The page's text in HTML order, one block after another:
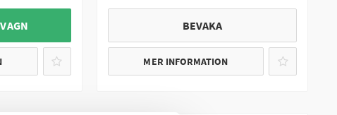
BEVAKA
MER INFORMATION